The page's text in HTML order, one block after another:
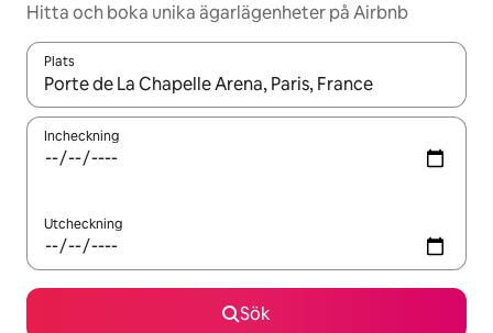
Hitta och boka unika ägarlägenheter på Airbnb
Plats
När resultaten är tillgängliga kan du navigera med upp- och
Incheckning
Utcheckning
Sök